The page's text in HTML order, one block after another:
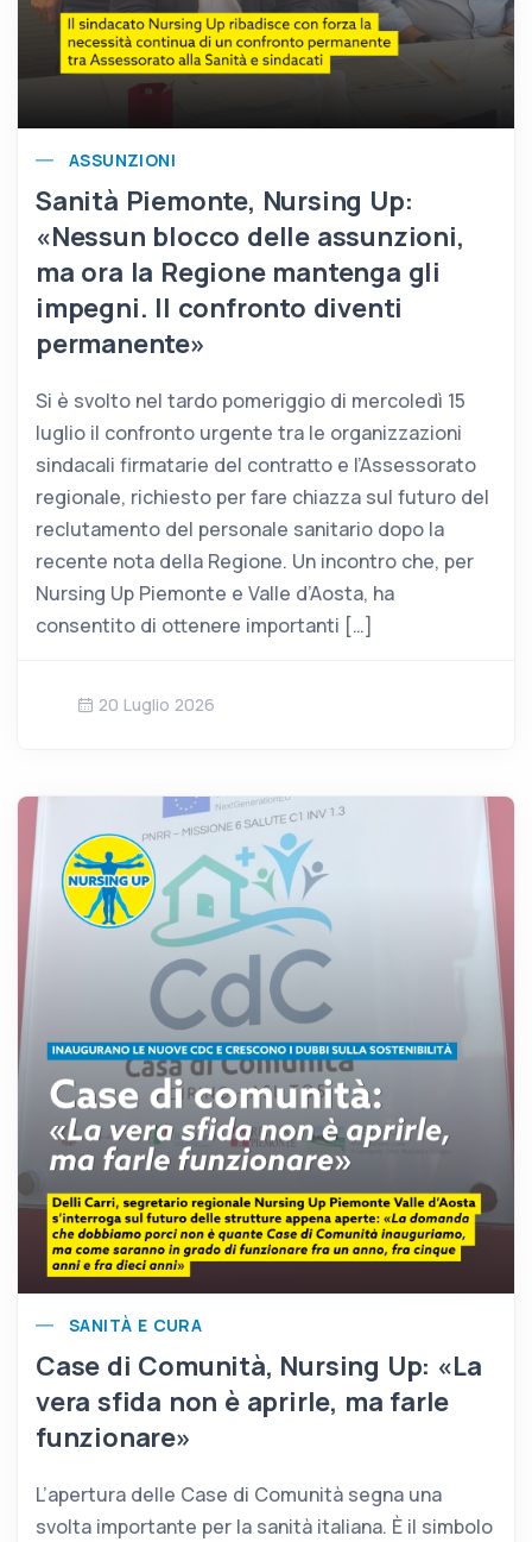
ASSUNZIONI
Sanità Piemonte, Nursing Up:
«Nessun blocco delle assunzioni,
ma ora la Regione mantenga gli
impegni. Il confronto diventi
permanente»
Si è svolto nel tardo pomeriggio di mercoledì 15
luglio il confronto urgente tra le organizzazioni
sindacali firmatarie del contratto e l’Assessorato
regionale, richiesto per fare chiazza sul futuro del
reclutamento del personale sanitario dopo la
recente nota della Regione. Un incontro che, per
Nursing Up Piemonte e Valle d’Aosta, ha
consentito di ottenere importanti […]
20 Luglio 2026
SANITÀ E CURA
Case di Comunità, Nursing Up: «La
vera sfida non è aprirle, ma farle
funzionare»
L’apertura delle Case di Comunità segna una
svolta importante per la sanità italiana. È il simbolo